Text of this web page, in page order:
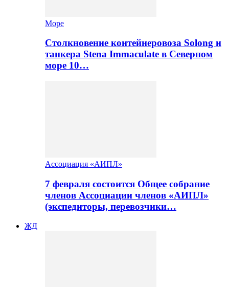
Море
Столкновение контейнеровоза Solong и
танкера Stena Immaculate в Северном
море 10…
Ассоциация «АИПЛ»
7 февраля состоится Общее собрание
членов Ассоциации членов «АИПЛ»
(экспедиторы, перевозчики…
ЖД